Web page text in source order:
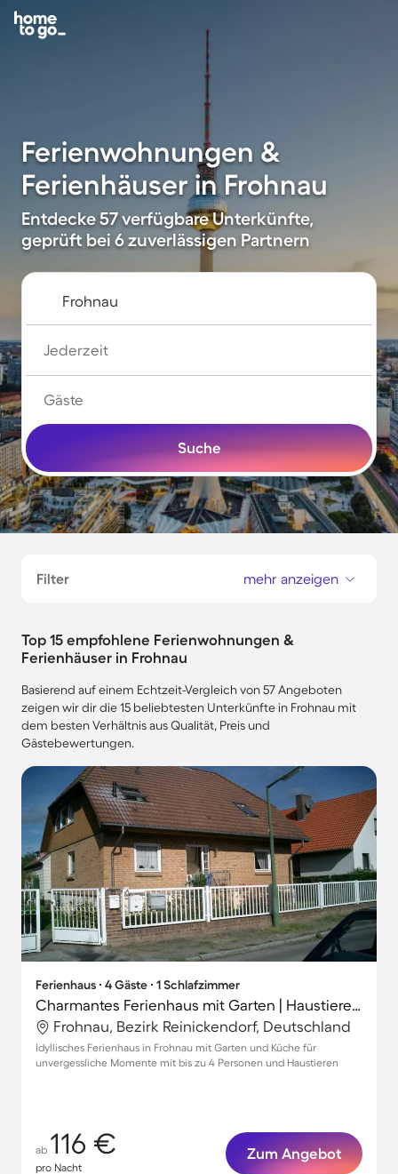
Ferienwohnungen &
Ferienhäuser in Frohnau
Entdecke 57 verfügbare Unterkünfte,
geprüft bei 6 zuverlässigen Partnern
Jederzeit
Gäste
Suche
Filter mehr anzeigen
Top 15 empfohlene Ferienwohnungen &
Ferienhäuser in Frohnau
Basierend auf einem Echtzeit-Vergleich von 57 Angeboten
zeigen wir dir die 15 beliebtesten Unterkünfte in Frohnau mit
dem besten Verhältnis aus Qualität, Preis und
Gästebewertungen.
Ferienhaus ∙ 4 Gäste ∙ 1 Schlafzimmer
Charmantes Ferienhaus mit Garten | Haustiere sind willkommen
Frohnau, Bezirk Reinickendorf, Deutschland
Idyllisches Ferienhaus in Frohnau mit Garten und Küche für
unvergessliche Momente mit bis zu 4 Personen und Haustieren
ab 116 €
pro Nacht
Zum Angebot